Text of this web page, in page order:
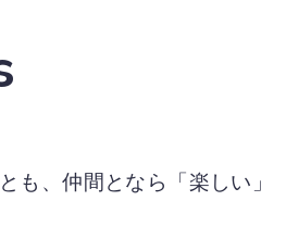
も、仲間となら「楽しい」